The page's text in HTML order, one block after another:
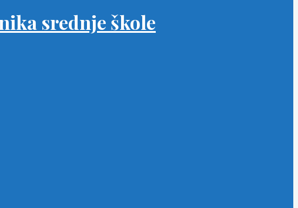
srednje škole